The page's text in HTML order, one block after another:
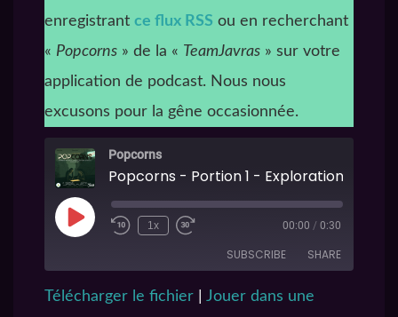
enregistrant ce flux RSS ou en recherchant
« Popcorns » de la « TeamJavras » sur votre
application de podcast. Nous nous
excusons pour la gêne occasionnée.
Popcorns
Popcorns - Portion 1 - Exploration
1x 00:00 / 0:30
SUBSCRIBE SHARE
Télécharger le fichier
Jouer dans une